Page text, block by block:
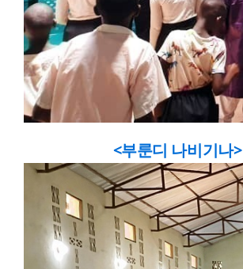
<부룬디 나비기나>